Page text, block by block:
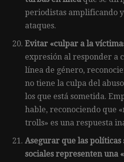
periodistas amplificando
ataques.
Evitar «culpar a la
expresión al responder a
línea de género,
no tiene la culpa del
los que está sometida.
hable, reconociendo que
trolls» es una respuesta
Asegurar que las políticas
sociales representen una